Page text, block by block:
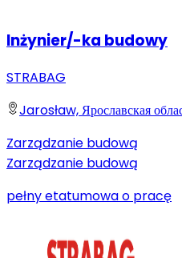
Inżynier/-ka budowy
STRABAG
Jarosław, Ярославская
Zarządzanie budową
Zarządzanie budową
pełny etatumowa o pracę